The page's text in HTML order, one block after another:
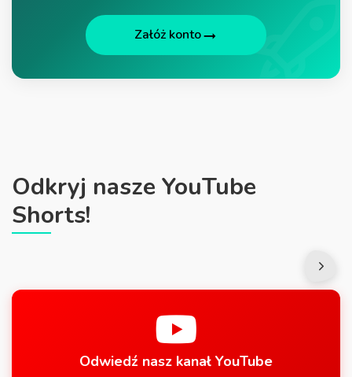
Załóż konto
Odkryj nasze YouTube
Shorts!
Odwiedź nasz kanał YouTube